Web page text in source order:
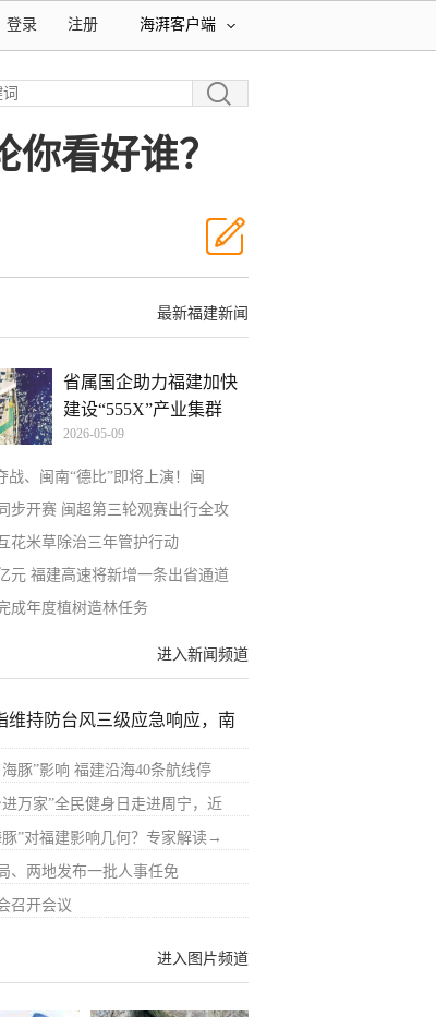
海湃客户端
注册
登录
看好谁？
最新福建新闻
省属国企助力福建加快
建设“555X”产业集群
2026-05-09
战、闽南“德比”即将上演！闽
步开赛 闽超第三轮观赛出行全攻
花米草除治三年管护行动
元 福建高速将新增一条出省通道
成年度植树造林任务
进入新闻频道
维持防台风三级应急响应，南
豚”影响 福建沿海40条航线停
进万家”全民健身日走进周宁，近
豚”对福建影响几何？专家解读→
、两地发布一批人事任免
召开会议
进入图片频道